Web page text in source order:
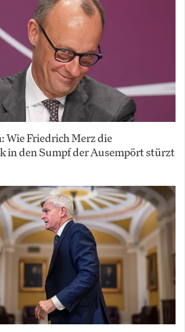
Wie Friedrich Merz die
in den Sumpf der Ausempört stürzt